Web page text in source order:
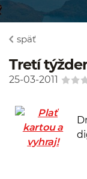
späť
Tretí
25-03-2011